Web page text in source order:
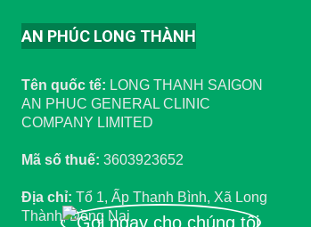
AN PHÚC LONG THÀNH
Tên quốc tế: LONG THANH SAIGON
AN PHUC GENERAL CLINIC
COMPANY LIMITED
Mã số thuế: 3603923652
Địa chỉ: Tổ 1, Ấp Thanh Bình, Xã Long
Thành, Đồng Nai